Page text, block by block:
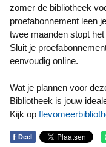
zomer de bibliotheek
proefabonnement leen
twee maanden stopt
Sluit je
eenvoudig online.
Wat je plannen voor
Bibliotheek is jouw
Kijk op
f Deel